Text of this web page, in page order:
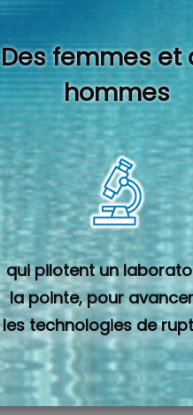
Des femmes et
hommes
qui pilotent un
la pointe, pour
les technologies de